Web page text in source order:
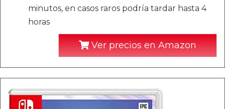
minutos, en casos raros podría tardar hasta 4
horas
Ver precios en Amazon